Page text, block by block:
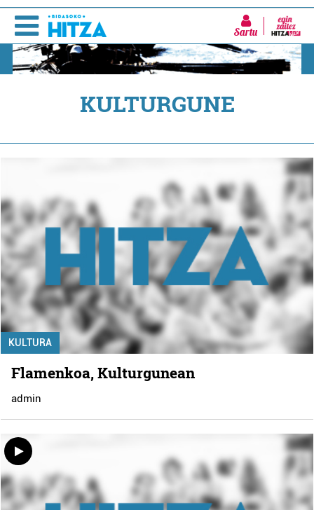
Sartu
KULTURGUNE
KULTURA
Flamenkoa, Kulturgunean
admin